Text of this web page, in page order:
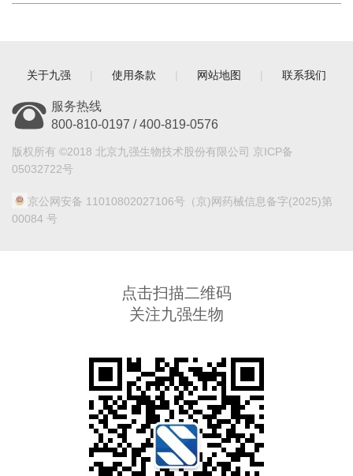
关于九强 | 使用条款 | 网站地图 | 联系我们
服务热线
800-810-0197 / 400-819-0576
版权所有 ©2018 北京九强生物技术股份有限公司 京ICP备
05032722号
京公网安备 11010802027106号 （京)网药械信息备字(2025)第
00084 号
点击扫描二维码
关注九强生物